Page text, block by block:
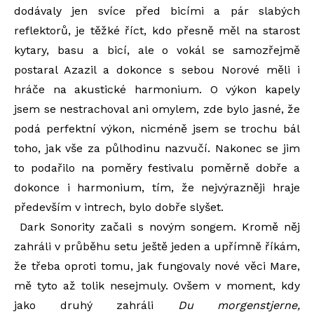
dodávaly jen svíce před bicími a pár slabých
reflektorů, je těžké říct, kdo přesně měl na starost
kytary, basu a bicí, ale o vokál se samozřejmě
postaral Azazil a dokonce s sebou Norové měli i
hráče na akustické harmonium. O výkon kapely
jsem se nestrachoval ani omylem, zde bylo jasné, že
podá perfektní výkon, nicméně jsem se trochu bál
toho, jak vše za půlhodinu nazvučí. Nakonec se jim
to podařilo na poměry festivalu poměrně dobře a
dokonce i harmonium, tím, že nejvýrazněji hraje
především v intrech, bylo dobře slyšet.
Dark Sonority začali s novým songem. Kromě něj
zahráli v průběhu setu ještě jeden a upřímně říkám,
že třeba oproti tomu, jak fungovaly nové věci Mare,
mě tyto až tolik nesejmuly. Ovšem v moment, kdy
jako druhý zahráli
Du morgenstjerne,